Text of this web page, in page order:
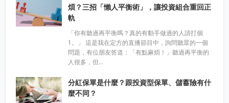
煩？三招「懶人平衡術」，讓投資組合重回正
軌
「你有聽過再平衡嗎？真的有動手做過的人請打個
1。」 這是我在定方的直播節目中，詢問聽眾的一個
問題，有位朋友答道：「有點麻煩！」聽過再平衡的
人很多，但…
分紅保單是什麼？跟投資型保單、儲蓄險有什
麼不同？